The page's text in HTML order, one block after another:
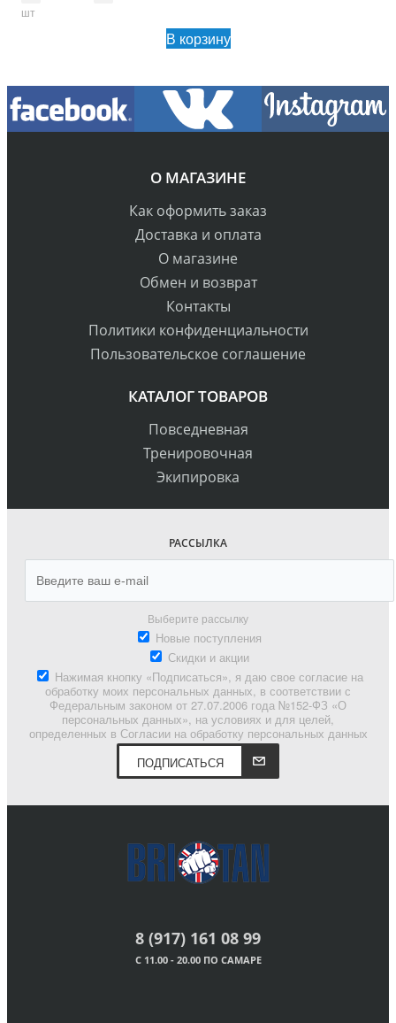
шт
В корзину
О МАГАЗИНЕ
Как оформить заказ
Доставка и оплата
О магазине
Обмен и возврат
Контакты
Политики конфиденциальности
Пользовательское соглашение
КАТАЛОГ ТОВАРОВ
Повседневная
Тренировочная
Экипировка
РАССЫЛКА
Выберите рассылку
Новые поступления
Скидки и акции
Нажимая кнопку «Подписаться», я даю свое согласие на
обработку моих персональных данных, в соответствии с
Федеральным законом от 27.07.2006 года №152-ФЗ «О
персональных данных», на условиях и для целей,
определенных в Согласии на обработку персональных данных
ПОДПИСАТЬСЯ
8 (917) 161 08 99
С 11.00 - 20.00 ПО САМАРЕ